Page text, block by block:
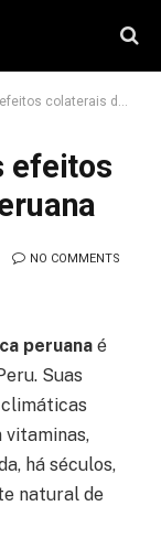
da Maca Peruana
efeitos
NO COMMENTS
peruana é
Suas
vitaminas,
há séculos,
natural de